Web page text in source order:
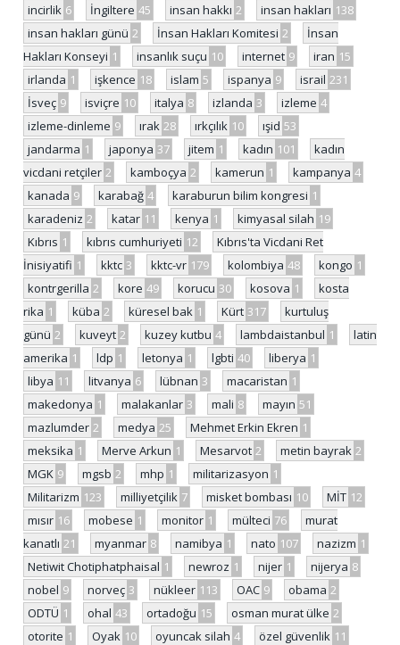
incirlik 6 İngiltere 45 insan hakkı 2 insan hakları 138
insan hakları günü 2 İnsan Hakları Komitesi 2
İnsan
Hakları Konseyi 1 insanlık suçu 10 internet 9 iran 15
irlanda 1 işkence 18 islam 5 ispanya 9 israil 231
İsveç 9 isviçre 10 italya 8 izlanda 3 izleme 4
izleme-dinleme 9 ırak 28 ırkçılık 10 ışid 53
jandarma 1 japonya 37 jitem 1 kadın 101
kadın
vicdani retçiler 2 kamboçya 2 kamerun 1 kampanya 4
kanada 9 karabağ 4 karaburun bilim kongresi 1
karadeniz 2 katar 11 kenya 1 kimyasal silah 19
Kıbrıs 1 kıbrıs cumhuriyeti 12
Kıbrıs'ta Vicdani Ret
İnisiyatifi 1 kktc 3 kktc-vr 179 kolombiya 48 kongo 1
kontrgerilla 2 kore 49 korucu 30 kosova 1
kosta
rika 1 küba 2 küresel bak 1 Kürt 317
kurtuluş
günü 2 kuveyt 2 kuzey kutbu 4 lambdaistanbul 1
latin
amerika 1 ldp 1 letonya 1 lgbti 40 liberya 1
libya 11 litvanya 6 lübnan 3 macaristan 1
makedonya 1 malakanlar 3 mali 8 mayın 51
mazlumder 2 medya 25 Mehmet Erkin Ekren 1
meksika 1 Merve Arkun 1 Mesarvot 2 metin bayrak 2
MGK 9 mgsb 2 mhp 1 militarizasyon 1
Militarizm 123 milliyetçilik 7 misket bombası 10 MİT 12
mısır 16 mobese 1 monitor 1 mülteci 76
murat
kanatlı 21 myanmar 8 namibya 1 nato 107 nazizm 1
Netiwit Chotiphatphaisal 1 newroz 1 nijer 1 nijerya 8
nobel 9 norveç 3 nükleer 113 OAC 9 obama 2
ODTÜ 1 ohal 43 ortadoğu 15 osman murat ülke 2
otorite 1 Oyak 10 oyuncak silah 4 özel güvenlik 11